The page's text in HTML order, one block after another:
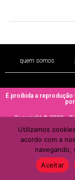
quem somos
É proibida a
Copyright © 2022 -
Utilizamos
acordo com a
navegando,
Aceitar